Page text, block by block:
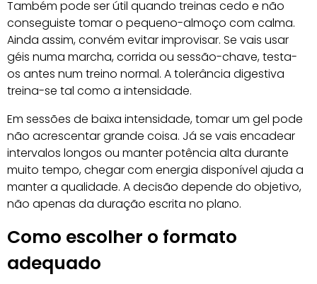
Também pode ser útil quando treinas cedo e não
conseguiste tomar o pequeno-almoço com calma.
Ainda assim, convém evitar improvisar. Se vais usar
géis numa marcha, corrida ou sessão-chave, testa-
os antes num treino normal. A tolerância digestiva
treina-se tal como a intensidade.
Em sessões de baixa intensidade, tomar um gel pode
não acrescentar grande coisa. Já se vais encadear
intervalos longos ou manter potência alta durante
muito tempo, chegar com energia disponível ajuda a
manter a qualidade. A decisão depende do objetivo,
não apenas da duração escrita no plano.
Como escolher o formato
adequado